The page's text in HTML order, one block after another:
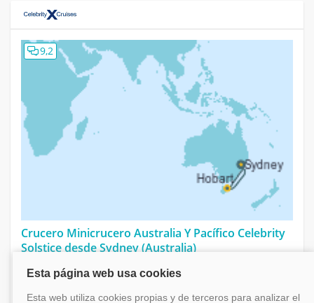
9,2
Crucero Minicrucero Australia Y Pacífico Celebrity
Solstice desde Sydney (Australia)
Australia y Pacífico
Desde Sydney (Australia)